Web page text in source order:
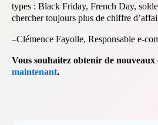
types : Black Friday, French Day,
chercher toujours plus de chiffre
–Clémence Fayolle, Responsable e-
Vous souhaitez obtenir de nouveaux
maintenant.